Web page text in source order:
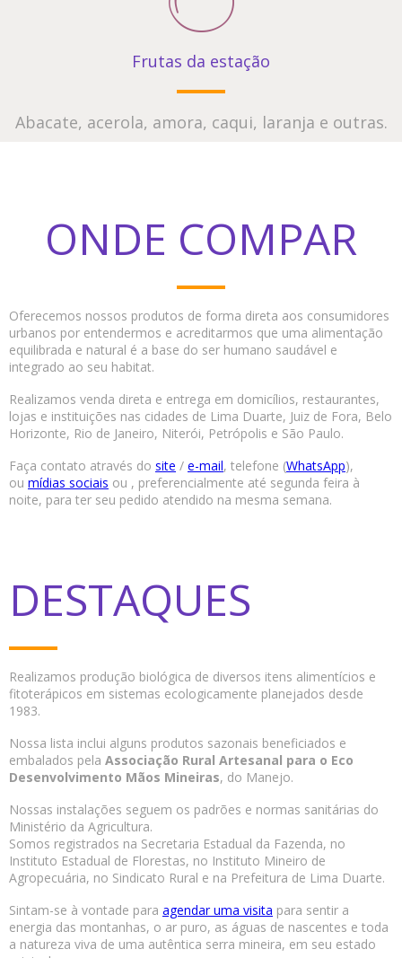
Frutas da estação
Abacate, acerola, amora, caqui, laranja e outras.
ONDE COMPAR
Oferecemos nossos produtos de forma direta aos consumidores
urbanos por entendermos e acreditarmos que uma alimentação
equilibrada e natural é a base do ser humano saudável e
integrado ao seu habitat.
Realizamos venda direta e entrega em domicílios, restaurantes,
lojas e instituições nas cidades de Lima Duarte, Juiz de Fora, Belo
Horizonte, Rio de Janeiro, Niterói, Petrópolis e São Paulo.
Faça contato através do site / e-mail, telefone (WhatsApp),
ou mídias sociais ou , preferencialmente até segunda feira à
noite, para ter seu pedido atendido na mesma semana.
DESTAQUES
Realizamos produção biológica de diversos itens alimentícios e
fitoterápicos em sistemas ecologicamente planejados desde
1983.
Nossa lista inclui alguns produtos sazonais beneficiados e
embalados pela Associação Rural Artesanal para o Eco
Desenvolvimento Mãos Mineiras, do Manejo.
Nossas instalações seguem os padrões e normas sanitárias do
Ministério da Agricultura.
Somos registrados na Secretaria Estadual da Fazenda, no
Instituto Estadual de Florestas, no Instituto Mineiro de
Agropecuária, no Sindicato Rural e na Prefeitura de Lima Duarte.
Sintam-se à vontade para agendar uma visita para sentir a
energia das montanhas, o ar puro, as águas de nascentes e toda
a natureza viva de uma autêntica serra mineira, em seu estado